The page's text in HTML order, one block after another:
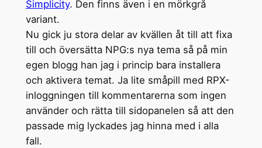
Simplicity. Den finns även i en mörkgrå
variant.
Nu gick ju stora delar av kvällen åt till att fixa
till och översätta NPG:s nya tema så på min
egen blogg han jag i princip bara installera
och aktivera temat. Ja lite småpill med RPX-
inloggningen till kommentarerna som ingen
använder och rätta till sidopanelen så att den
passade mig lyckades jag hinna med i alla
fall.